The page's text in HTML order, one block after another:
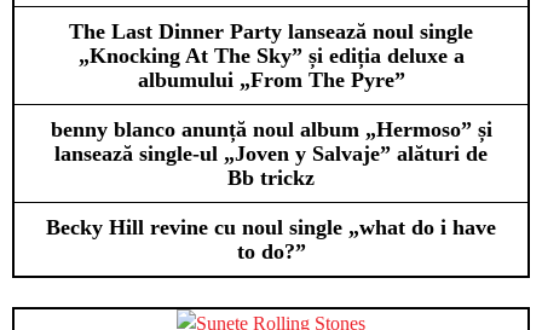
The Last Dinner Party lansează noul single
„Knocking At The Sky” și ediția deluxe a
albumului „From The Pyre”
benny blanco anunță noul album „Hermoso” și
lansează single-ul „Joven y Salvaje” alături de
Bb trickz
Becky Hill revine cu noul single „what do i have
to do?”